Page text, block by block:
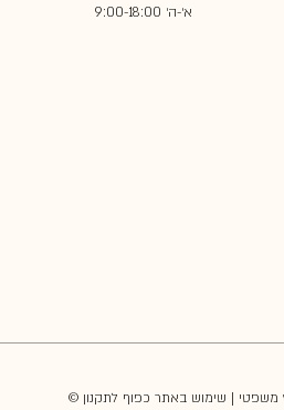
א׳-ה׳ 9:00-18:00
משפטי | שימוש באתר כפוף לתקנון